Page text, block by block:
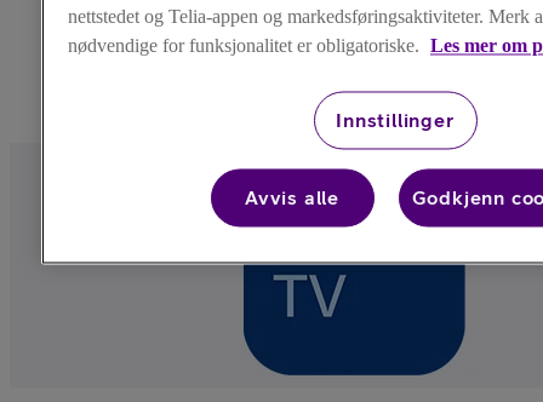
nettstedet og Telia-appen og markedsføringsaktiviteter. Merk
nødvendige for funksjonalitet er obligatoriske. Les mer om
Innstillinger
Avvis alle Godkjenn